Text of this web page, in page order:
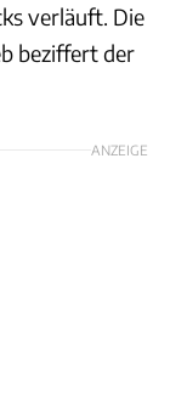
verläuft. Die
beziffert der
ANZEIGE